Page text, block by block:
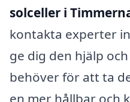
solceller i
kontakta experter
ge dig den hjälp
behöver för att ta
en mer hållbar och